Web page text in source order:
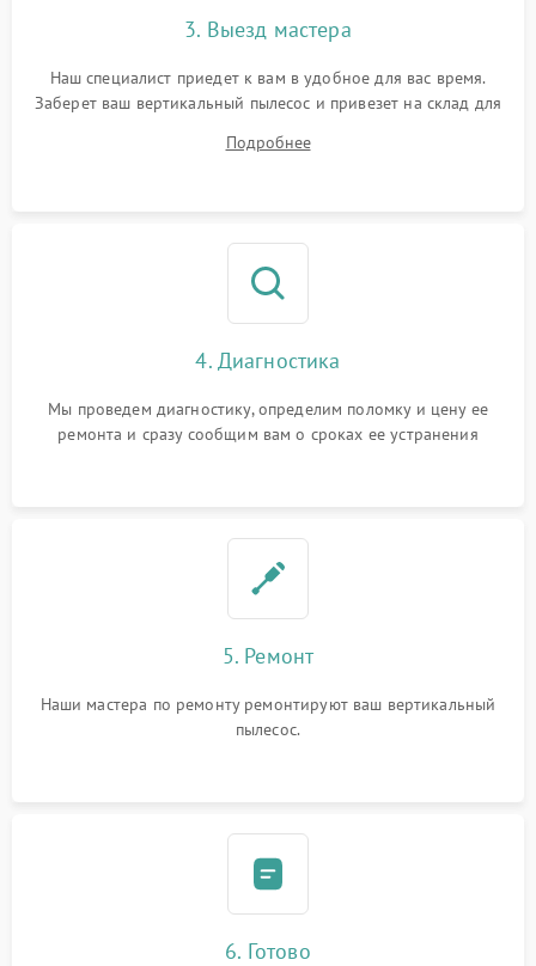
3. Выезд мастера
Наш специалист приедет к вам в удобное для вас время.
Заберет ваш вертикальный пылесос и привезет на склад для
Подробнее
4. Диагностика
Мы проведем диагностику, определим поломку и цену ее
ремонта и сразу сообщим вам о сроках ее устранения
5. Ремонт
Наши мастера по ремонту ремонтируют ваш вертикальный
пылесос.
6. Готово